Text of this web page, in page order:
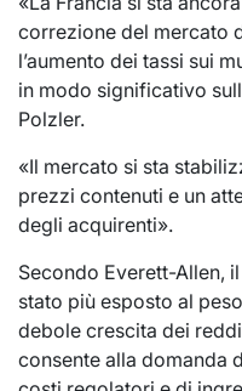
correzione del mercato
l’aumento dei tassi sui
in modo significativo
Polzler.
«Il mercato si sta
prezzi contenuti e un
degli acquirenti».
Secondo Everett-Allen,
stato più esposto al
debole crescita dei
consente alla domanda